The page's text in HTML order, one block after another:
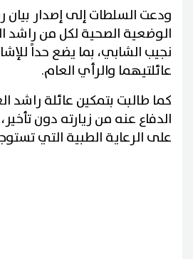
ودعت السلطات إلى إصدار
الوضعية الصحية لكل من
نجيب الشابي، بما يضع حداً
عائلتيهما والرأي العام.
كما طالبت بتمكين عائلة
الدفاع عنه من زيارته دون
على الرعاية الطبية التي